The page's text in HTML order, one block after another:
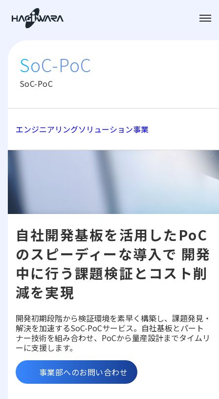
SoC-PoC
SoC-PoC
エンジニアリングソリューション事業
自社開発基板を活用したPoC
のスピーディーな導入で 開発
中に行う課題検証とコスト削
減を実現
開発初期段階から検証環境を素早く構築し、課題発見・
解決を加速するSoC-PoCサービス。自社基板とパート
ナー技術を組み合わせ、PoCから量産設計までタイムリ
ーに支援します。
事業部へのお問い合わせ